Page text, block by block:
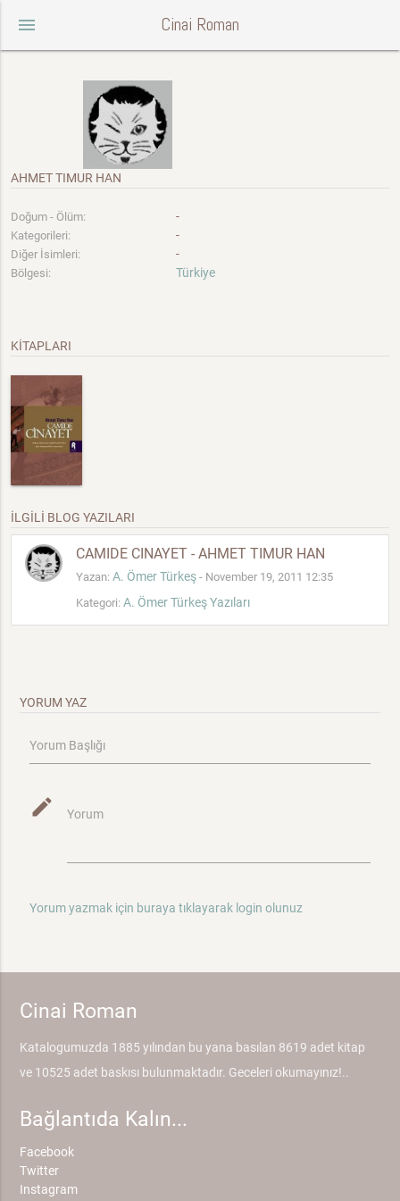
menu Cinai Roman
AHMET TIMUR HAN
Doğum - Ölüm: -
Kategorileri: -
Diğer İsimleri: -
Bölgesi: Türkiye
KİTAPLARI
İLGİLİ BLOG YAZILARI
CAMIDE CINAYET - AHMET TIMUR HAN
Yazan: A. Ömer Türkeş - November 19, 2011 12:35
Kategori: A. Ömer Türkeş Yazıları
YORUM YAZ
Yorum Başlığı
mode_edit Yorum
Yorum yazmak için buraya tıklayarak login olunuz
Cinai Roman
Katalogumuzda 1885 yılından bu yana basılan 8619 adet kitap
ve 10525 adet baskısı bulunmaktadır. Geceleri okumayınız!..
Bağlantıda Kalın...
Facebook
Twitter
Instagram